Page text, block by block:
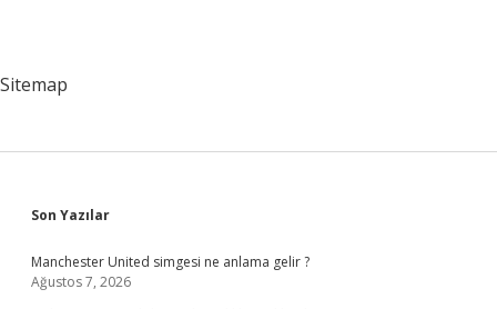
Sitemap
Sidebar
Son Yazılar
Manchester United simgesi ne anlama gelir ?
Ağustos 7, 2026